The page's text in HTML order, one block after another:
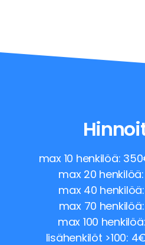
max 10 henkilöä:
max 20
max 40
max 70
max 100
lisähenkilöt >100: